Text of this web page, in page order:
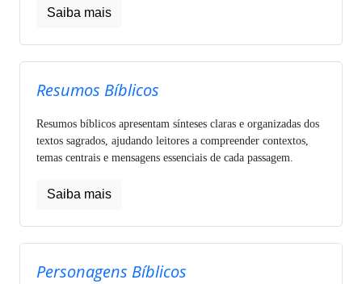
Saiba mais
Resumos Bíblicos
Resumos bíblicos apresentam sínteses claras e organizadas dos
textos sagrados, ajudando leitores a compreender contextos,
temas centrais e mensagens essenciais de cada passagem.
Saiba mais
Personagens Bíblicos